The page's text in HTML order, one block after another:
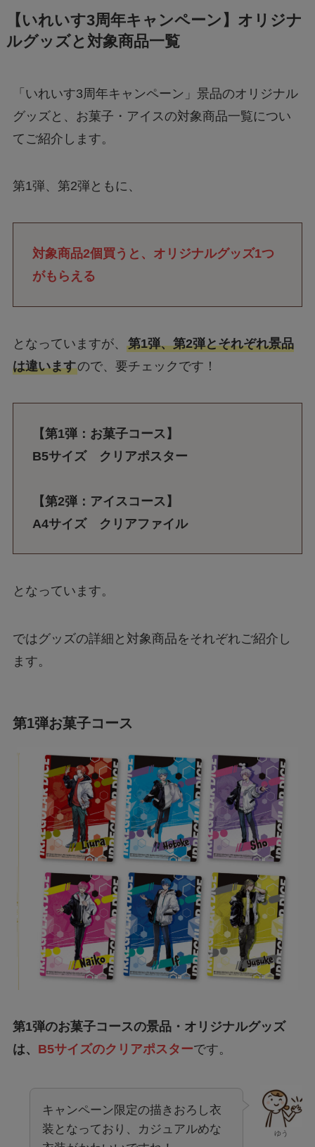
【いれいす3周年キャンペーン】オリジナ
ルグッズと対象商品一覧
「いれいす3周年キャンペーン」景品のオリジナル
グッズと、お菓子・アイスの対象商品一覧につい
てご紹介します。
第1弾、第2弾ともに、
対象商品2個買うと、オリジナルグッズ1つ
がもらえる
となっていますが、 第1弾、第2弾とそれぞれ景品
は違いますので、要チェックです！
【第1弾：お菓子コース】
B5サイズ クリアポスター
【第2弾：アイスコース】
A4サイズ クリアファイル
となっています。
ではグッズの詳細と対象商品をそれぞれご紹介し
ます。
第1弾お菓子コース
第1弾のお菓子コースの景品・オリジナルグッズ
は、 B5サイズのクリアポスターです。
ゆう
キャンペーン限定の描きおろし衣
装となっており、カジュアルめな